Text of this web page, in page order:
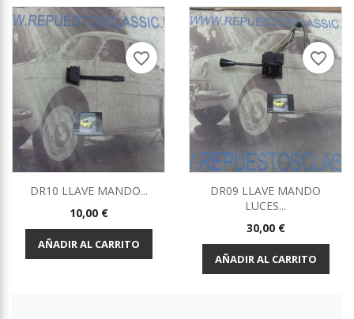
DR10 LLAVE MANDO...
Precio
10,00 €
AÑADIR AL CARRITO
favorite_border
DR09 LLAVE MANDO
LUCES...
Precio
30,00 €
AÑADIR AL CARRITO
favorite_border